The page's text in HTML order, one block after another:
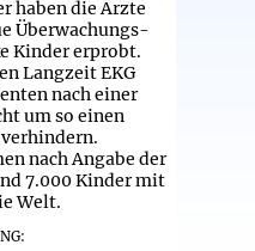
haben die Ärzte
Überwachungs-
Kinder erprobt.
Langzeit EKG
nach einer
um so einen
nach Angabe der
7.000 Kinder mit
Welt.